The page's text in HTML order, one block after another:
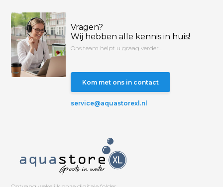
Vragen?
Wij hebben alle kennis in huis!
Ons team helpt u graag verder...
Kom met ons in contact
service@aquastorexl.nl